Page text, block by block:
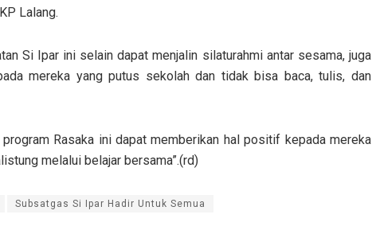
Lalang.
Si Ipar ini selain dapat menjalin silaturahmi antar sesama, juga
mereka yang putus sekolah dan tidak bisa baca, tulis, dan
program Rasaka ini dapat memberikan hal positif kepada mereka
melalui belajar bersama”.(rd)
Subsatgas Si Ipar Hadir Untuk Semua